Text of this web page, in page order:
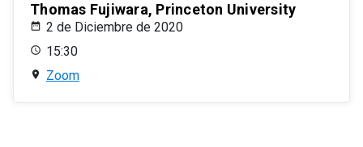
Thomas Fujiwara, Princeton University
2 de Diciembre de 2020
15:30
Zoom